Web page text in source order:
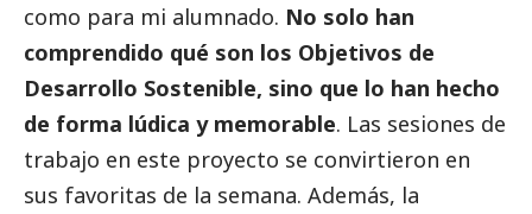
como para mi alumnado. No solo han
comprendido qué son los Objetivos de
Desarrollo Sostenible, sino que lo han hecho
de forma lúdica y memorable. Las sesiones de
trabajo en este proyecto se convirtieron en
sus favoritas de la semana. Además, la